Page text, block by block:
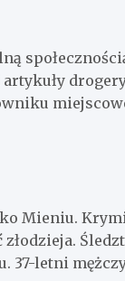
Mieniu.
37-letni